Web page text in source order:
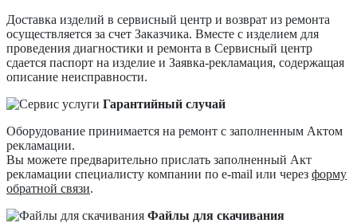
Доставка изделий в сервисный центр и возврат из ремонта
осуществляется за счет Заказчика. Вместе с изделием для
проведения диагностики и ремонта в Сервисный центр
сдается паспорт на изделие и Заявка-рекламация, содержащая
описание неисправности.
Гарантийный случай
Оборудование принимается на ремонт с заполненным Актом
рекламации.
Вы можете предварительно прислать заполненный Акт
рекламации специалисту компании по e-mail или через форму
обратной связи.
Файлы для скачивания